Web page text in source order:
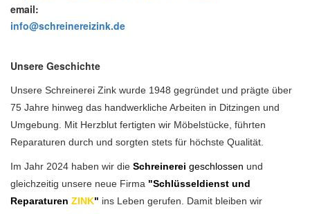
email:
info@schreinereizink.de
Unsere Geschichte
Unsere Schreinerei Zink wurde 1948 gegründet und prägte über
75 Jahre hinweg das handwerkliche Arbeiten in Ditzingen und
Umgebung. Mit Herzblut fertigten wir Möbelstücke, führten
Reparaturen durch und sorgten stets für höchste Qualität.
Im Jahr 2024 haben wir die Schreinerei geschlossen und
gleichzeitig unsere neue Firma "Schlüsseldienst und
Reparaturen ZINK" ins Leben gerufen. Damit bleiben wir